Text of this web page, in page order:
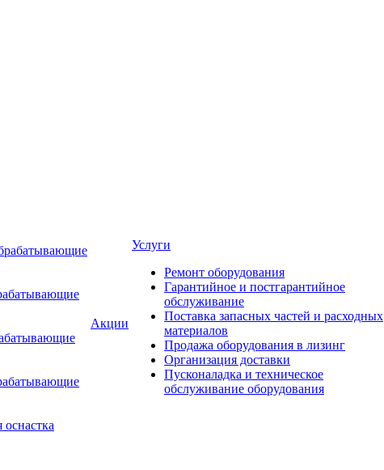
Акции
Услуги
Ремонт оборудования
Гарантийное и постгарантийное
обслуживание
Поставка запасных частей и расходных
материалов
Продажа оборудования в лизинг
Организация доставки
Пусконаладка и техническое
обслуживание оборудования